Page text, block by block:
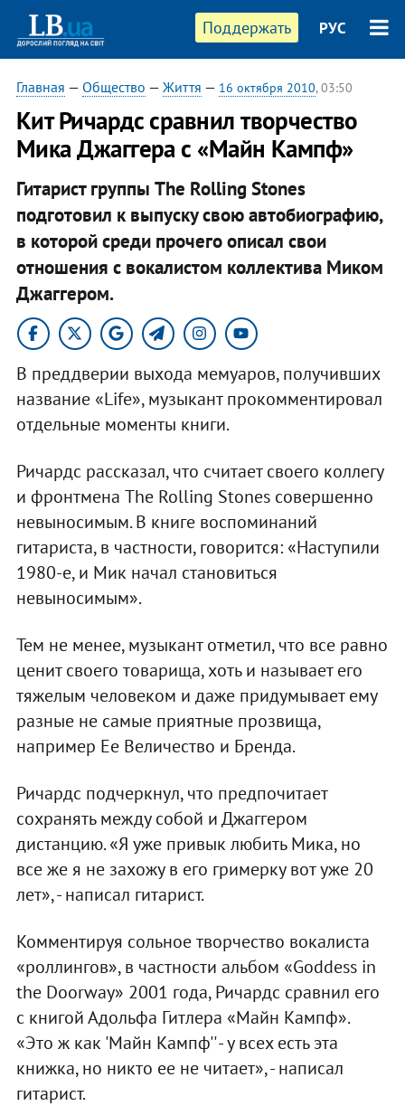
Поддержать РУС
Главная — Общество — Життя — 16 октября 2010, 03:50
Кит Ричардс сравнил творчество
Мика Джаггера с «Майн Кампф»
Гитарист группы The Rolling Stones
подготовил к выпуску свою автобиографию,
в которой среди прочего описал свои
отношения с вокалистом коллектива Миком
Джаггером.
В преддверии выхода мемуаров, получивших
название «Life», музыкант прокомментировал
отдельные моменты книги.
Ричардс рассказал, что считает своего коллегу
и фронтмена The Rolling Stones совершенно
невыносимым. В книге воспоминаний
гитариста, в частности, говорится: «Наступили
1980-е, и Мик начал становиться
невыносимым».
Тем не менее, музыкант отметил, что все равно
ценит своего товарища, хоть и называет его
тяжелым человеком и даже придумывает ему
разные не самые приятные прозвища,
например Ее Величество и Бренда.
Ричардс подчеркнул, что предпочитает
сохранять между собой и Джаггером
дистанцию. «Я уже привык любить Мика, но
все же я не захожу в его гримерку вот уже 20
лет», - написал гитарист.
Комментируя сольное творчество вокалиста
«роллингов», в частности альбом «Goddess in
the Doorway» 2001 года, Ричардс сравнил его
с книгой Адольфа Гитлера «Майн Кампф».
«Это ж как 'Майн Кампф'' - у всех есть эта
книжка, но никто ее не читает», - написал
гитарист.